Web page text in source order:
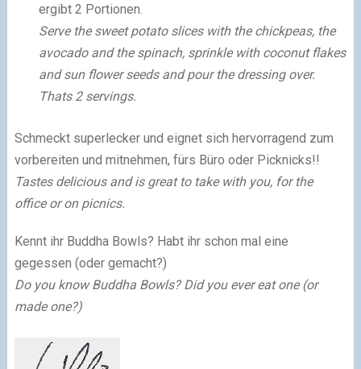
ergibt 2 Portionen.
Serve the sweet potato slices with the chickpeas, the
avocado and the spinach, sprinkle with coconut flakes
and sun flower seeds and pour the dressing over.
Thats 2 servings.
Schmeckt superlecker und eignet sich hervorragend zum
vorbereiten und mitnehmen, fürs Büro oder Picknicks!!
Tastes delicious and is great to take with you, for the
office or on picnics.
Kennt ihr Buddha Bowls? Habt ihr schon mal eine
gegessen (oder gemacht?)
Do you know Buddha Bowls? Did you ever eat one (or
made one?)